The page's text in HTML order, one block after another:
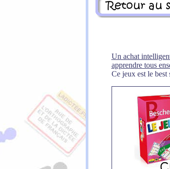
Un achat
apprendre tous
Ce jeux est le best